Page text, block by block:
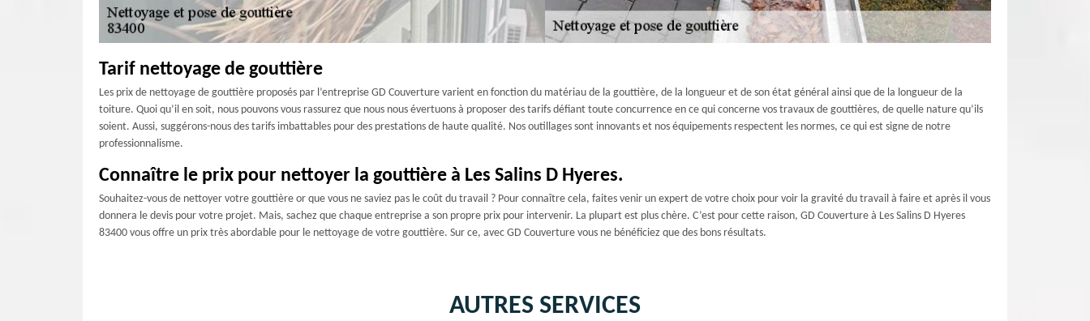
Tarif nettoyage de gouttière
Les prix de nettoyage de gouttière proposés par l’entreprise GD Couverture varient en fonction du matériau de la gouttière, de la longueur et de son état général ainsi que de la longueur de la
toiture. Quoi qu’il en soit, nous pouvons vous rassurez que nous nous évertuons à proposer des tarifs défiant toute concurrence en ce qui concerne vos travaux de gouttières, de quelle nature qu’ils
soient. Aussi, suggérons-nous des tarifs imbattables pour des prestations de haute qualité. Nos outillages sont innovants et nos équipements respectent les normes, ce qui est signe de notre
professionnalisme.
Connaître le prix pour nettoyer la gouttière à Les Salins D Hyeres.
Souhaitez-vous de nettoyer votre gouttière or que vous ne saviez pas le coût du travail ? Pour connaître cela, faites venir un expert de votre choix pour voir la gravité du travail à faire et après il vous
donnera le devis pour votre projet. Mais, sachez que chaque entreprise a son propre prix pour intervenir. La plupart est plus chère. C’est pour cette raison, GD Couverture à Les Salins D Hyeres
83400 vous offre un prix très abordable pour le nettoyage de votre gouttière. Sur ce, avec GD Couverture vous ne bénéficiez que des bons résultats.
AUTRES SERVICES